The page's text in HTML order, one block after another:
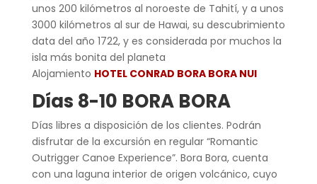
unos 200 kilómetros al noroeste de Tahití, y a unos
3000 kilómetros al sur de Hawai, su descubrimiento
data del año 1722, y es considerada por muchos la
isla más bonita del planeta
Alojamiento HOTEL CONRAD BORA BORA NUI
Días 8-10 BORA BORA
Días libres a disposición de los clientes. Podrán
disfrutar de la excursión en regular “Romantic
Outrigger Canoe Experience”. Bora Bora, cuenta
con una laguna interior de origen volcánico, cuyo